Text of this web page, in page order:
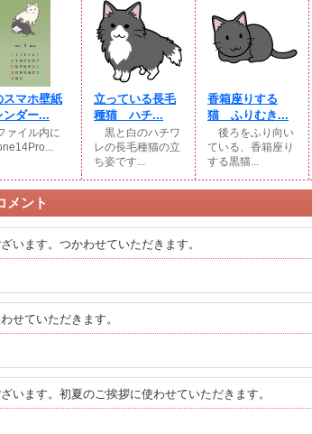
スマホ壁紙
ンダー...
ァイル内に
立っている長毛
種猫 ハチ...
黒と白のハチワ
レの長毛種猫の立
ち姿です...
香箱座りする
猫 ふりむき...
後ろをふり向い
ている、香箱座り
する黒猫...
ント
います。つかわせていただきます。
せていただきます。
います。初夏のご挨拶に使わせていただきます。